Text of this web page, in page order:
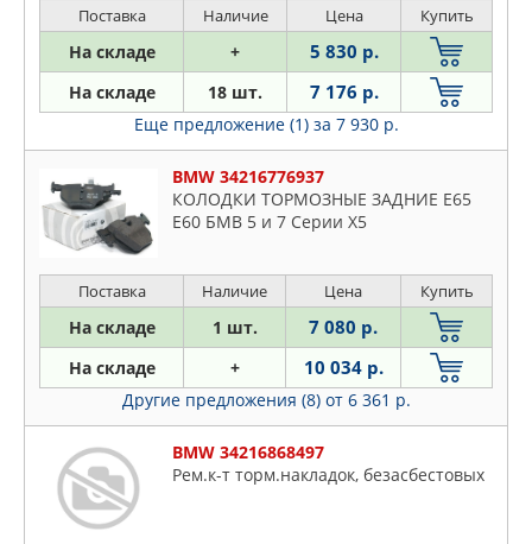
Поставка Наличие Цена Купить
На складе + 5 830 р.
На складе 18 шт. 7 176 р.
Еще предложение (1) за 7 930 р.
BMW 34216776937
КОЛОДКИ ТОРМОЗНЫЕ ЗАДНИЕ E65
E60 БМВ 5 и 7 Серии X5
Поставка Наличие Цена Купить
На складе 1 шт. 7 080 р.
На складе + 10 034 р.
Другие предложения (8) от 6 361 р.
BMW 34216868497
Рем.к-т торм.накладок, безасбестовых